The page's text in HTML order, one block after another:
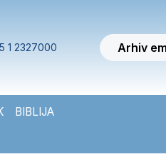
1 2327000 Arhiv
BIBLIJA